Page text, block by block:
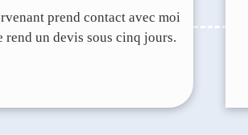
prend contact avec moi
rend un devis sous cinq jours.